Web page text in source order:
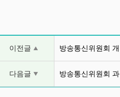
이전글 방송통신위원회
다음글 방송통신위원회